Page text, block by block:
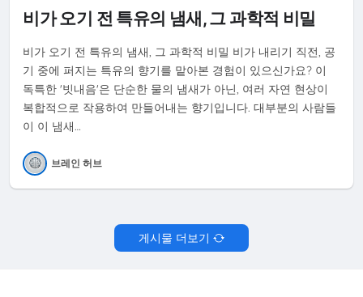
비가 오기 전 특유의 냄새, 그 과학적 비밀
비가 오기 전 특유의 냄새, 그 과학적 비밀 비가 내리기 직전, 공
기 중에 퍼지는 특유의 향기를 맡아본 경험이 있으신가요? 이
독특한 '빗내음'은 단순한 물의 냄새가 아닌, 여러 자연 현상이
복합적으로 작용하여 만들어내는 향기입니다. 대부분의 사람들
이 이 냄새…
브레인 허브
게시물 더보기